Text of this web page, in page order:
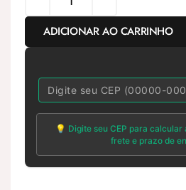
ADICIONAR AO CARRINHO
💡 Digite seu CEP para
frete e prazo de